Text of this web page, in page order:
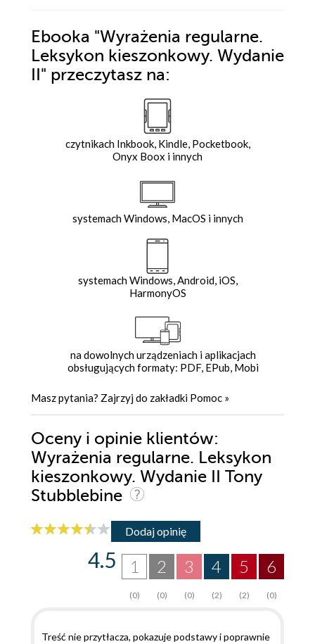
Ebooka "Wyrażenia regularne.
Leksykon kieszonkowy. Wydanie
II" przeczytasz na:
czytnikach Inkbook, Kindle, Pocketbook,
Onyx Boox i innych
systemach Windows, MacOS i innych
systemach Windows, Android, iOS,
HarmonyOS
na dowolnych urządzeniach i aplikacjach
obsługujących formaty: PDF, EPub, Mobi
Masz pytania? Zajrzyj do zakładki Pomoc »
Oceny i opinie klientów:
Wyrażenia regularne. Leksykon
kieszonkowy. Wydanie II Tony
Stubblebine
Dodaj opinię
6
(0)
5
(2)
4
(2)
3
(0)
2
(0)
1
(0)
4.5
Treść nie przytłacza, pokazuje podstawy i poprawnie